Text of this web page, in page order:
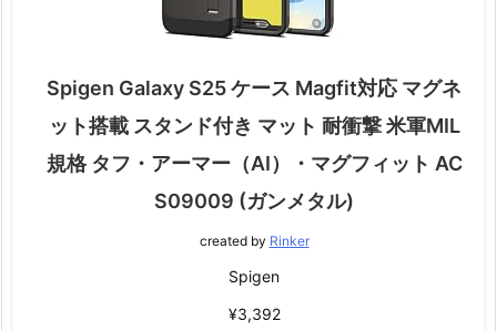
Spigen Galaxy S25 ケース Magfit対応 マグネ
ット搭載 スタンド付き マット 耐衝撃 米軍MIL
規格 タフ・アーマー（AI）・マグフィット AC
S09009 (ガンメタル)
created by Rinker
Spigen
¥3,392